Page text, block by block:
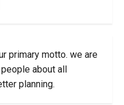
primary motto. we are
about all
planning.